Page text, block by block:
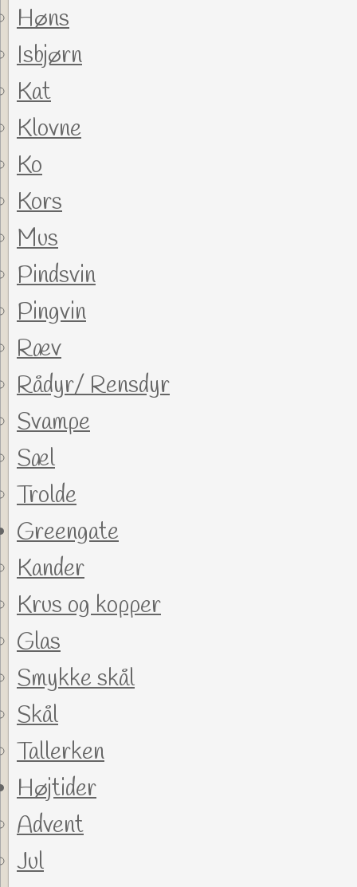
Høns
Isbjørn
Kat
Klovne
Ko
Kors
Mus
Pindsvin
Pingvin
Ræv
Rådyr/ Rensdyr
Svampe
Sæl
Trolde
Greengate
Kander
Krus og kopper
Glas
Smykke skål
Skål
Tallerken
Højtider
Advent
Jul